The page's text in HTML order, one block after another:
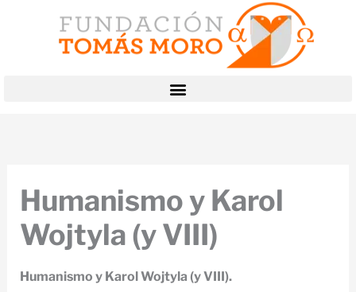
Humanismo y Karol
Wojtyla (y VIII)
Humanismo y Karol Wojtyla (y VIII).